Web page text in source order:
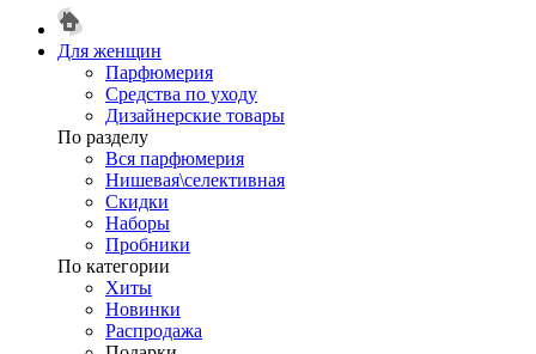
Для женщин
Парфюмерия
Средства по уходу
Дизайнерские товары
По разделу
Вся парфюмерия
Нишевая\селективная
Скидки
Наборы
Пробники
По категории
Хиты
Новинки
Распродажа